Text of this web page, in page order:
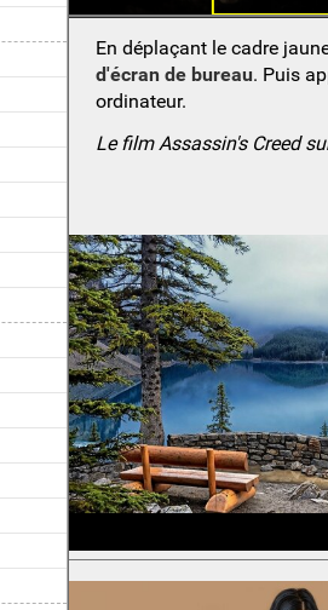
En déplaçant le cadre
d'écran de bureau. Puis
ordinateur.
Le film Assassin's Creed